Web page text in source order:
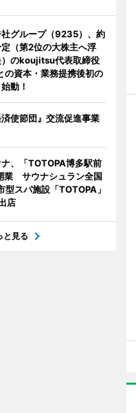
グループ（9235）、約
（第2位の大株主へ浮
）のkoujitsu代表取締役
の資本・業務提携後初の
動！
済使節団』交流促進事業
、「TOTOPA博多駅前
業 サウナシュラン全国
型スパ施設「TOTOPA」
店
と見る